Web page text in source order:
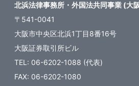
北浜法律事務所・外国法共同事業 (大
〒541-0041
大阪市中央区北浜1丁目8番16号
大阪証券取引所ビル
TEL: 06-6202-1088 (代表)
FAX: 06-6202-1080